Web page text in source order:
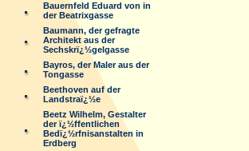
Bauernfeld Eduard von in
der Beatrixgasse
Baumann, der gefragte
Architekt aus der
Sechskrï¿½gelgasse
Bayros, der Maler aus der
Tongasse
Beethoven auf der
Landstraï¿½e
Beetz Wilhelm, Gestalter
der ï¿½ffentlichen
Bedï¿½rfnisanstalten in
Erdberg